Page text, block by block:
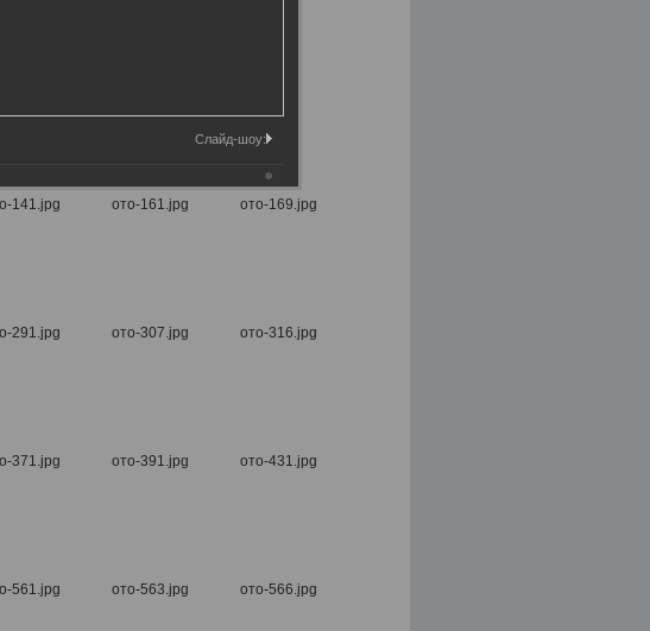
Слайд-шоу: